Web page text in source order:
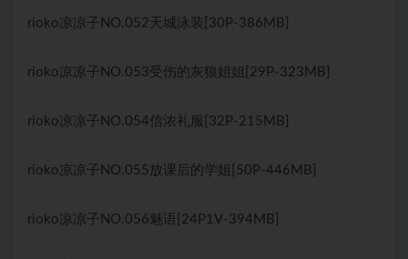
rioko凉凉子NO.052天城泳装[30P-386MB]
rioko凉凉子NO.053受伤的灰狼姐姐[29P-323MB]
rioko凉凉子NO.054信浓礼服[32P-215MB]
rioko凉凉子NO.055放课后的学姐[50P-446MB]
rioko凉凉子NO.056魅语[24P1V-394MB]